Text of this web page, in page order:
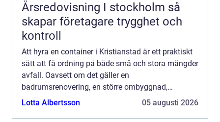
Årsredovisning I stockholm så
skapar företagare trygghet och
kontroll
Att hyra en container i Kristianstad är ett praktiskt
sätt att få ordning på både små och stora mängder
avfall. Oavsett om det gäller en
badrumsrenovering, en större ombyggnad,
trädgårdsrensning eller en städdag i
Lotta Albertsson 05 augusti 2026